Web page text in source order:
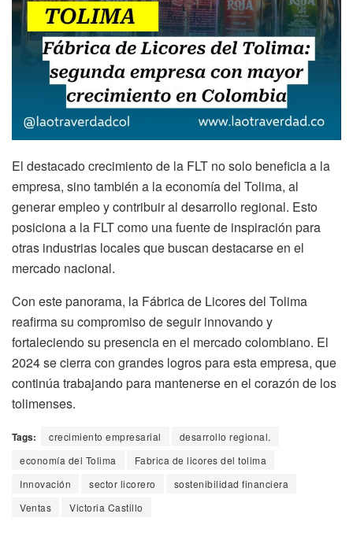
El destacado crecimiento de la FLT no solo beneficia a la
empresa, sino también a la economía del Tolima, al
generar empleo y contribuir al desarrollo regional. Esto
posiciona a la FLT como una fuente de inspiración para
otras industrias locales que buscan destacarse en el
mercado nacional.
Con este panorama, la Fábrica de Licores del Tolima
reafirma su compromiso de seguir innovando y
fortaleciendo su presencia en el mercado colombiano. El
2024 se cierra con grandes logros para esta empresa, que
continúa trabajando para mantenerse en el corazón de los
tolimenses.
Tags: crecimiento empresarial
desarrollo regional.
economía del Tolima
Fabrica de licores del tolima
Innovación
sector licorero
sostenibilidad financiera
Ventas
Victoria Castillo